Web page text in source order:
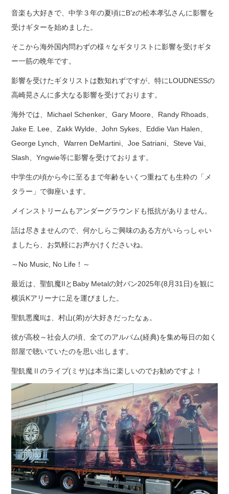
音楽も大好きで、中学３年の夏頃にB’zの松本孝弘さんに影響を
受けギターを始めました。
そこから海外国内問わずの様々なギタリストに影響を受けギタ
ー一筋の晩年です。
影響を受けたギタリストは数知れずですが、特にLOUDNESSの
高崎晃さんに多大なる影響を受けております。
海外では、Michael Schenker、Gary Moore、Randy Rhoads、
Jake E. Lee、Zakk Wylde、John Sykes、Eddie Van Halen、
George Lynch、Warren DeMartini、Joe Satriani、Steve Vai、
Slash、Yngwie等に影響を受けております。
中学生の頃から今に至るまで年齢をいくつ重ねても生粋の「メ
タラー」で御座います。
メインストリームもアンダーグラウンドも抵抗がありません。
話は尽きませんので、何かしらご興味のある方がいらっしゃい
ましたら、お気軽にお声かけくださいね。
～No Music, No Life！～
最近は、聖飢魔IIとBaby Metalの対バン2025年(8月31日)を観に
横浜Kアリーナに足を運びました。
聖飢悪魔IIは、村山(弟)が大好きだったなぁ。
彼が高校～社会人の頃、全てのアルバム(経典)を集め毎日の如く
部屋で聴いていたのを思い出します。
聖飢魔Ⅱのライブ(ミサ)は本当に楽しいのでお勧めですよ！